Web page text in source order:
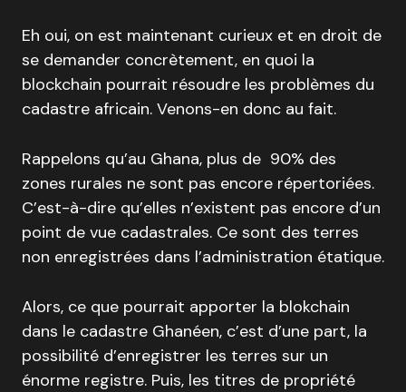
Eh oui, on est maintenant curieux et en droit de
se demander concrètement, en quoi la
blockchain pourrait résoudre les problèmes du
cadastre africain. Venons-en donc au fait.
Rappelons qu’au Ghana, plus de 90% des
zones rurales ne sont pas encore répertoriées.
C’est-à-dire qu’elles n’existent pas encore d’un
point de vue cadastrales. Ce sont des terres
non enregistrées dans l’administration étatique.
Alors, ce que pourrait apporter la blokchain
dans le cadastre Ghanéen, c’est d’une part, la
possibilité d’enregistrer les terres sur un
énorme registre. Puis, les titres de propriété